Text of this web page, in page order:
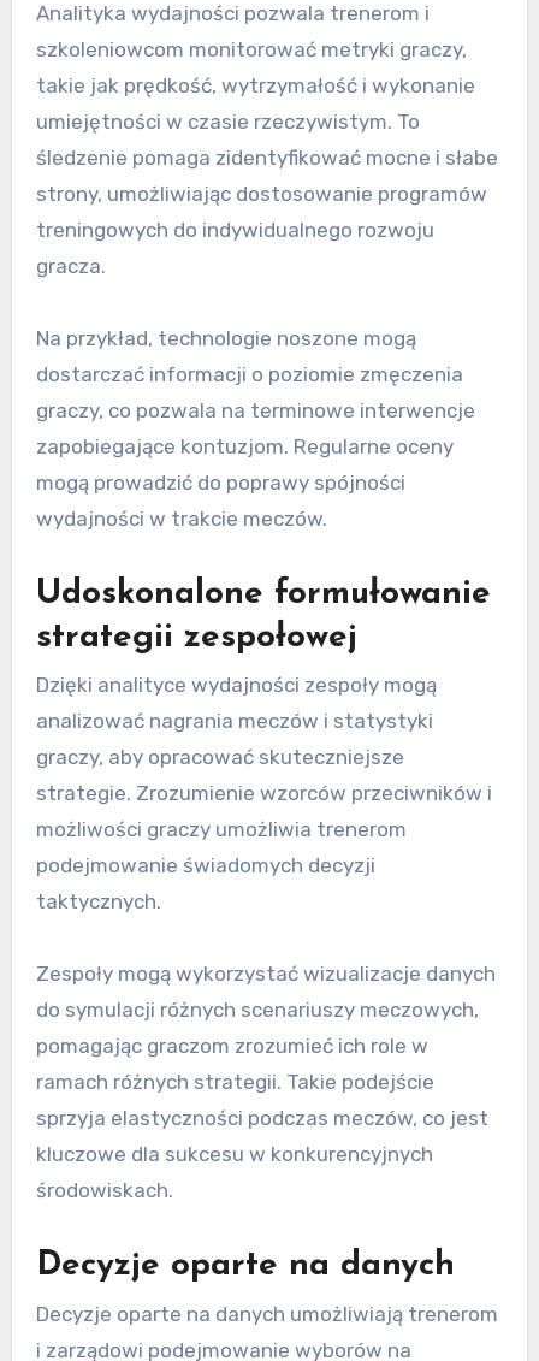
Analityka wydajności pozwala trenerom i
szkoleniowcom monitorować metryki graczy,
takie jak prędkość, wytrzymałość i wykonanie
umiejętności w czasie rzeczywistym. To
śledzenie pomaga zidentyfikować mocne i słabe
strony, umożliwiając dostosowanie programów
treningowych do indywidualnego rozwoju
gracza.
Na przykład, technologie noszone mogą
dostarczać informacji o poziomie zmęczenia
graczy, co pozwala na terminowe interwencje
zapobiegające kontuzjom. Regularne oceny
mogą prowadzić do poprawy spójności
wydajności w trakcie meczów.
Udoskonalone formułowanie
strategii zespołowej
Dzięki analityce wydajności zespoły mogą
analizować nagrania meczów i statystyki
graczy, aby opracować skuteczniejsze
strategie. Zrozumienie wzorców przeciwników i
możliwości graczy umożliwia trenerom
podejmowanie świadomych decyzji
taktycznych.
Zespoły mogą wykorzystać wizualizacje danych
do symulacji różnych scenariuszy meczowych,
pomagając graczom zrozumieć ich role w
ramach różnych strategii. Takie podejście
sprzyja elastyczności podczas meczów, co jest
kluczowe dla sukcesu w konkurencyjnych
środowiskach.
Decyzje oparte na danych
Decyzje oparte na danych umożliwiają trenerom
i zarządowi podejmowanie wyborów na